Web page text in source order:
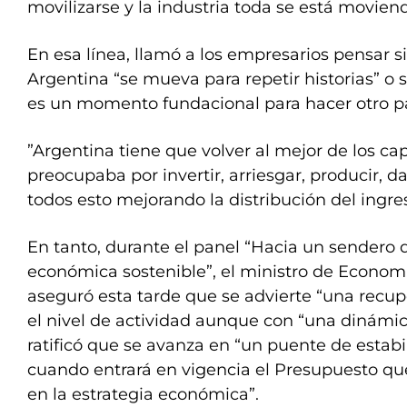
movilizarse y la industria toda se está
En esa línea, llamó a los empresarios pensar
Argentina “se mueva para repetir historias” o
es un momento fundacional para hacer otro
”Argentina tiene que volver al mejor de los
preocupaba por invertir, arriesgar, producir,
todos esto mejorando la distribución del
En tanto, durante el panel “Hacia un sendero
económica sostenible”, el ministro de
aseguró esta tarde que se advierte “una
el nivel de actividad aunque con “una
ratificó que se avanza en “un puente de
cuando entrará en vigencia el Presupuesto
en la estrategia económica”.